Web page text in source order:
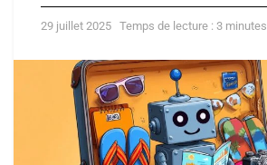
29 juillet 2025 Temps de lecture : 3 minutes